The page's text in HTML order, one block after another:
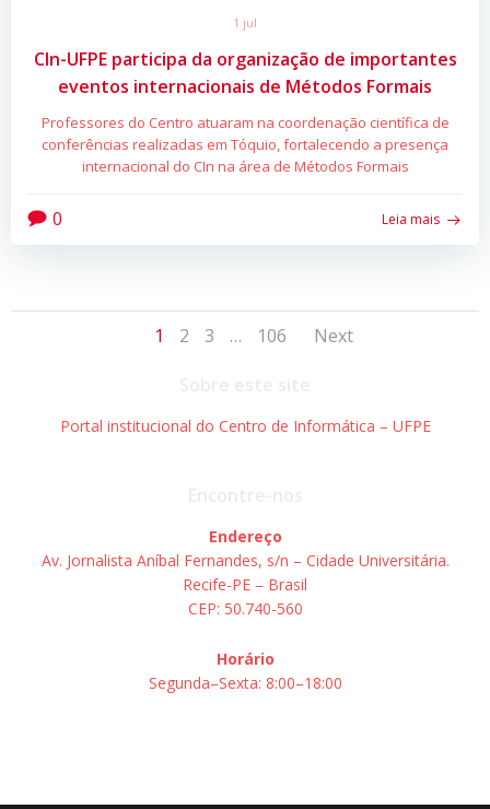
1 jul
CIn-UFPE participa da organização de importantes
eventos internacionais de Métodos Formais
Professores do Centro atuaram na coordenação científica de
conferências realizadas em Tóquio, fortalecendo a presença
internacional do CIn na área de Métodos Formais
0 Leia mais
Posts
Page
1 Page
2 Page
3 … Page
106
Posts
Next
Portal institucional do Centro de Informática – UFPE
Endereço
Av. Jornalista Aníbal Fernandes, s/n – Cidade Universitária.
Recife-PE – Brasil
CEP: 50.740-560
Horário
Segunda–Sexta: 8:00–18:00